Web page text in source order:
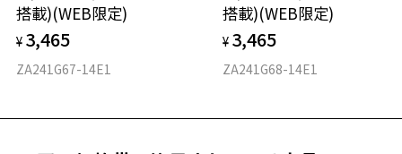
■高温(60℃以上)環境や急激な温度差は変形、表面層のひび割れの原
因となります。炎天下の車内や砂浜等に放置しない様ご注意くださ
■傷をつけるような金属と一緒にしまわないようご注意ください。
品名：サングラス
仕上がり寸法
安心2 視力測定無料
視力の変化を早めに発見するために、定期的な視
力測定をおすすめいたします。
搭載)(WEB限定)
¥ 3,465
ZA241G67-14E1
搭載)(WEB限定)
¥ 3,465
ZA241G68-14E1